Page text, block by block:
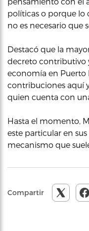
políticas o porque lo
no es necesario que
Destacó que la
decreto contributivo
economía en Puerto
contribuciones aquí
quien cuenta con
Hasta el momento,
este particular en sus
mecanismo que
Compartir